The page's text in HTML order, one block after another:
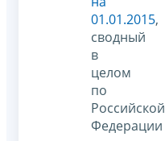
01.01.2015,
сводный
в
целом
по
Российской
Федерации